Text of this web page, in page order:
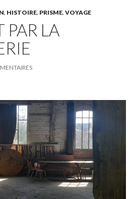
, HISTOIRE, PRISME, VOYAGE
PAR LA